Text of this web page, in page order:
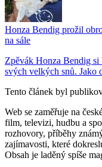
Honza Bendig prožil
na sále
Zpěvák Honza Bendig si
svých velkých snů. Jako
Tento článek byl
Web se zaměřuje na
film, televizi, hudbu a
rozhovory, příběhy
zajímavosti, které
Obsah je laděný spíše